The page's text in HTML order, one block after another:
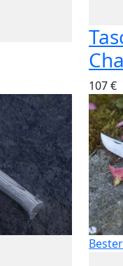
107 €